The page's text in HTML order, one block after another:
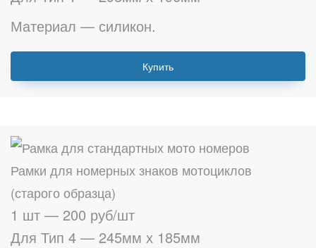
Материал — силикон.
Купить
Рамки для номерных знаков мотоциклов
(старого образца)
1 шт — 200 руб/шт
Для Тип 4 — 245мм х 185мм